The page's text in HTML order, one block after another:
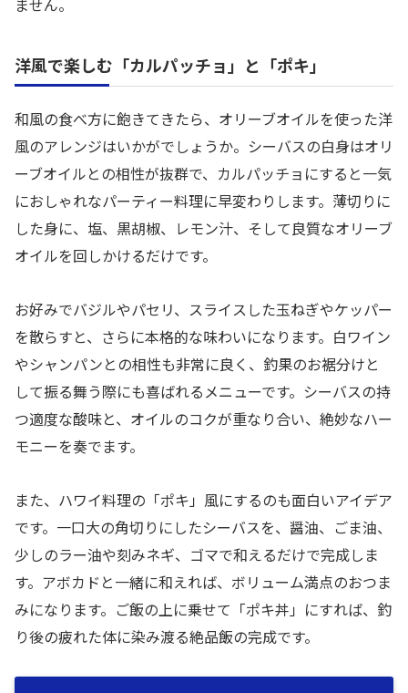
洋風で楽しむ「カルパッチョ」と「ポキ」
和風の食べ方に飽きてきたら、オリーブオイルを使った洋
風のアレンジはいかがでしょうか。シーバスの白身はオリ
ーブオイルとの相性が抜群で、カルパッチョにすると一気
におしゃれなパーティー料理に早変わりします。薄切りに
した身に、塩、黒胡椒、レモン汁、そして良質なオリーブ
オイルを回しかけるだけです。
お好みでバジルやパセリ、スライスした玉ねぎやケッパー
を散らすと、さらに本格的な味わいになります。白ワイン
やシャンパンとの相性も非常に良く、釣果のお裾分けと
して振る舞う際にも喜ばれるメニューです。シーバスの持
つ適度な酸味と、オイルのコクが重なり合い、絶妙なハー
モニーを奏でます。
また、ハワイ料理の「ポキ」風にするのも面白いアイデア
です。一口大の角切りにしたシーバスを、醤油、ごま油、
少しのラー油や刻みネギ、ゴマで和えるだけで完成しま
す。アボカドと一緒に和えれば、ボリューム満点のおつま
みになります。ご飯の上に乗せて「ポキ丼」にすれば、釣
り後の疲れた体に染み渡る絶品飯の完成です。